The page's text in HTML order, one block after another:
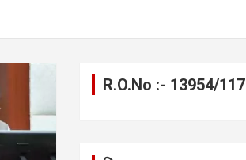
R.O.No :- 13954/117